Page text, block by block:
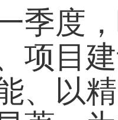
度，
项目
、以